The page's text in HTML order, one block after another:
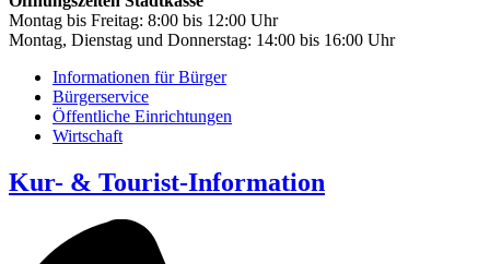
Montag bis Freitag: 8:00 bis 12:00 Uhr
Montag, Dienstag und Donnerstag: 14:00 bis 16:00 Uhr
Informationen für Bürger
Bürgerservice
Öffentliche Einrichtungen
Wirtschaft
Kur- & Tourist-Information